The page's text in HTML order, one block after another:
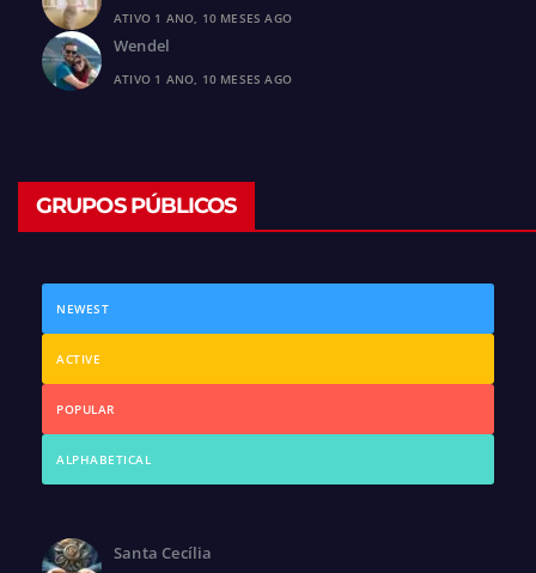
ATIVO 1 ANO, 10 MESES AGO
Wendel
ATIVO 1 ANO, 10 MESES AGO
GRUPOS PÚBLICOS
NEWEST
ACTIVE
POPULAR
ALPHABETICAL
Santa Cecília